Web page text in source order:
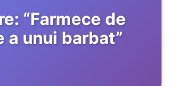
“Farmece de
a unui barbat”